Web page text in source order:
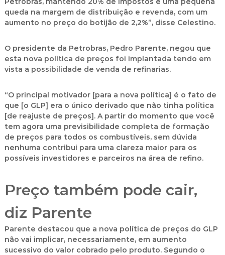
queda na margem de distribuição e revenda, com um
aumento no preço do botijão de 2,2%”, disse Celestino.
O presidente da Petrobras, Pedro Parente, negou que
esta nova política de preços foi implantada tendo em
vista a possibilidade de venda de refinarias.
“O principal motivador [para a nova política] é o fato de
que [o GLP] era o único derivado que não tinha política
[de reajuste de preços]. A partir do momento que você
tem agora uma previsibilidade completa de formação
de preços para todos os combustíveis, sem dúvida
nenhuma contribui para uma clareza maior para os
possíveis investidores e parceiros na área de refino.
Preço também pode cair,
diz Parente
Parente destacou que a nova política de preços do GLP
não vai implicar, necessariamente, em aumento
sucessivo do valor cobrado pelo produto. Segundo o